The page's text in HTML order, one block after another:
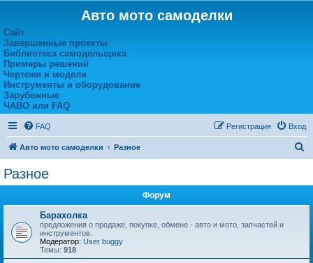
Авто мото самоделки
Сайт
Завершенные проекты
Библиотека самодельщика
Примеры решений
Чертежи и модели
Инструменты и оборудование
Зарубежные
ЧАВО или FAQ
FAQ Вход
Регистрация
Авто мото самоделки Разное
Разное
Форум
Барахолка
предложения о продаже, покупке, обмене - авто и мото, запчастей и
инструментов.
Модератор: User buggy
Темы: 918